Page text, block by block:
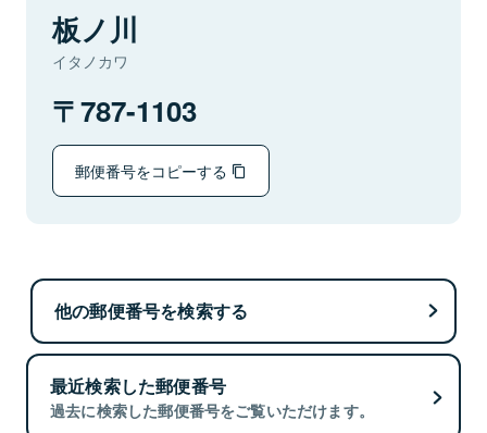
板ノ川
イタノカワ
787-1103
郵便番号をコピーする
他の郵便番号を検索する
最近検索した郵便番号
過去に検索した郵便番号をご覧いただけます。